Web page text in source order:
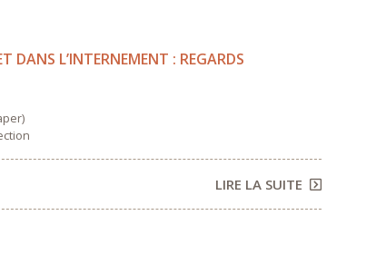
DANS L’INTERNEMENT : REGARDS
LIRE LA SUITE